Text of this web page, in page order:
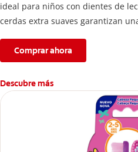
ideal para niños con dientes de
cerdas extra suaves garantizan
Comprar ahora
Descubre más